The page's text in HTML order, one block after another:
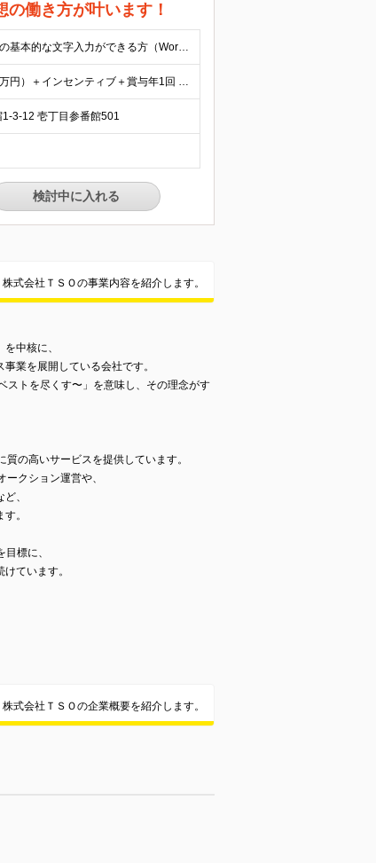
働き方が叶います！
【学歴・経験は一切不問！オフィスワークデビュー歓迎♪】 ●PCでの基本的な文字入力ができる方（Word、Excelの基本操作ができればOK） ☆こんな方にピッタリです☆ ◎スケジュール調整が得意な方 ◎販売などの接客経験を活かして事務のお仕事を始めたい方 ◎安定した収入を得たい方
年1回の昇給あり※業績による 月給27万円〜40万円＋皆勤手当（1万円）＋インセンティブ＋賞与年1回 ★インセンティブはマッチングの数で決定！ ・スタッフの8割は月2.5〜3万円程GET！ ・中には月6万円稼ぐ先輩も◎ ※経験・能力を考慮の上、決定します。 ※上記金額には、30時間分（4万7000円～）の固定残業代が含まれます。超過分は15分単位で全額支給いたします。 ※試用期間はございません
3-12 壱丁目参番館501
検討中に入れる
株式会社ＴＳＯの事業内容を紹介します。
中核に、
業を展開している会社です。
ストを尽くす〜」を意味し、その理念がす
の高いサービスを提供しています。
クション運営や、
、
。
標に、
ています。
株式会社ＴＳＯの企業概要を紹介します。